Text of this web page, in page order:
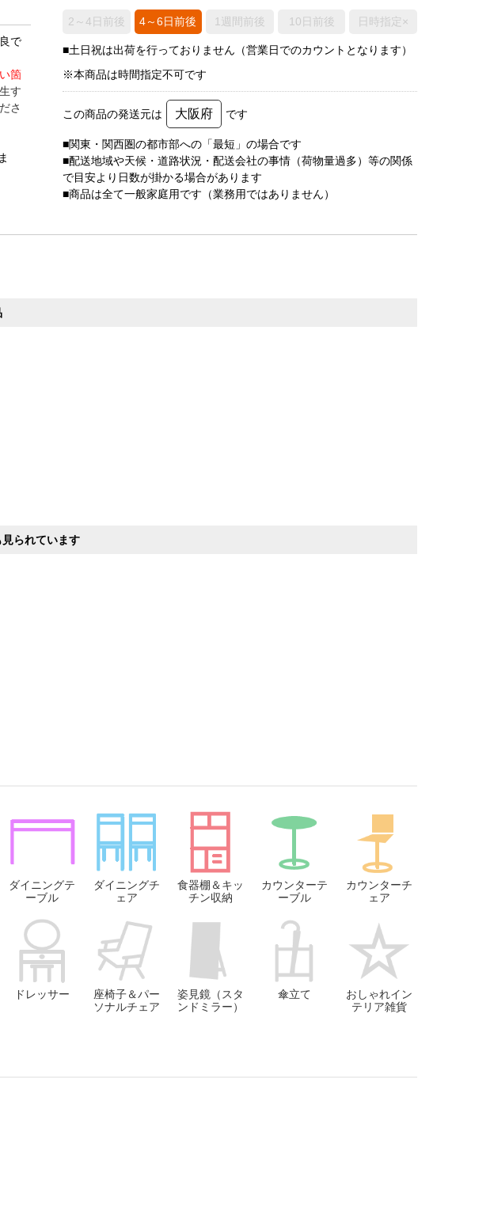
2～4日前後 4～6日前後 1週間前後 10日前後 日時指定×
■土日祝は出荷を行っておりません（営業日でのカウントとなります）
※本商品は時間指定不可です
この商品の発送元は 大阪府 です
■関東・関西圏の都市部への「最短」の場合です
■配送地域や天候・道路状況・配送会社の事情（荷物量過多）等の関係
で目安より日数が掛かる場合があります
■商品は全て一般家庭用です（業務用ではありません）
で
箇
す
さ
られています
ダイニングテ
ーブル
ダイニングチ
ェア
食器棚＆キッ
チン収納
カウンターテ
ーブル
カウンターチ
ェア
ドレッサー
座椅子＆パー
ソナルチェア
姿見鏡（スタ
ンドミラー）
傘立て
おしゃれイン
テリア雑貨